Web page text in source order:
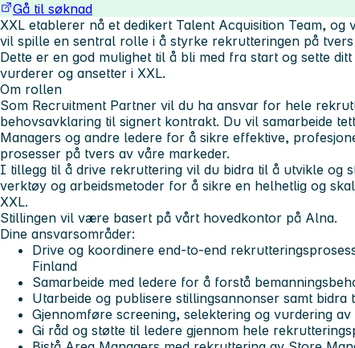
Gå til søknad
XXL etablerer nå et dedikert Talent Acquisition Team, og
vil spille en sentral rolle i å styrke rekrutteringen på
Dette er en god mulighet til å bli med fra start og sette
vurderer og ansetter i XXL.
Om rollen
Som Recruitment Partner vil du ha ansvar for hele
behovsavklaring til signert kontrakt. Du vil samarbeide
Managers og andre ledere for å sikre effektive,
prosesser på tvers av våre markeder.
I tillegg til å drive rekruttering vil du bidra til å utvikle og
verktøy og arbeidsmetoder for å sikre en helhetlig og
XXL.
Stillingen vil være basert på vårt hovedkontor på Alna.
Dine ansvarsområder:
Drive og koordinere end-to-end
Finland
Samarbeide med ledere for å forstå
Utarbeide og publisere stillingsannonser samt bidra
Gjennomføre screening, selektering og vurdering av
Gi råd og støtte til ledere gjennom hele